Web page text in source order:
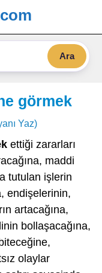
Ara
görmek
Yaz)
ettiği zararları
maddi
tutulan işlerin
endişelerinin,
artacağına,
bollaşacağına,
olaylar